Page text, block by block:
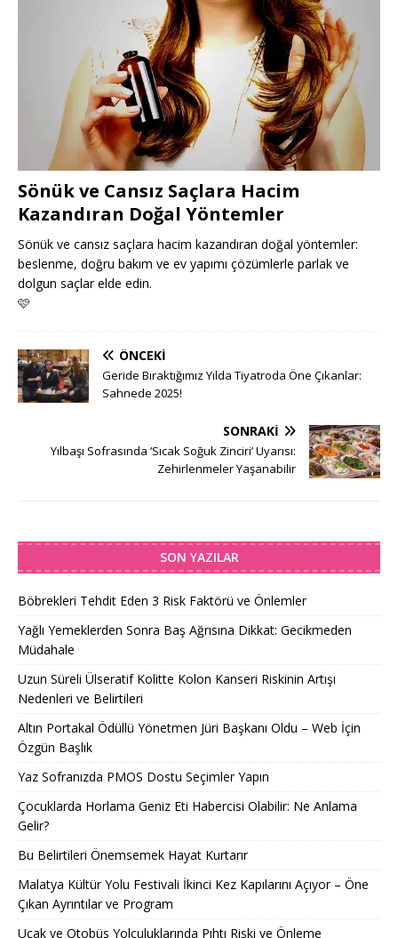
Sönük ve Cansız Saçlara Hacim
Kazandıran Doğal Yöntemler
Sönük ve cansız saçlara hacim kazandıran doğal yöntemler:
beslenme, doğru bakım ve ev yapımı çözümlerle parlak ve
dolgun saçlar elde edin.
🩷
ÖNCEKI
Geride Bıraktığımız Yılda Tiyatroda Öne Çıkanlar:
Sahnede 2025!
SONRAKI
Yılbaşı Sofrasında ‘Sıcak Soğuk Zinciri’ Uyarısı:
Zehirlenmeler Yaşanabilir
SON YAZILAR
Böbrekleri Tehdit Eden 3 Risk Faktörü ve Önlemler
Yağlı Yemeklerden Sonra Baş Ağrısına Dikkat: Gecikmeden
Müdahale
Uzun Süreli Ülseratif Kolitte Kolon Kanseri Riskinin Artışı
Nedenleri ve Belirtileri
Altın Portakal Ödüllü Yönetmen Jüri Başkanı Oldu – Web İçin
Özgün Başlık
Yaz Sofranızda PMOS Dostu Seçimler Yapın
Çocuklarda Horlama Geniz Eti Habercisi Olabilir: Ne Anlama
Gelir?
Bu Belirtileri Önemsemek Hayat Kurtarır
Malatya Kültür Yolu Festivali İkinci Kez Kapılarını Açıyor – Öne
Çıkan Ayrıntılar ve Program
Uçak ve Otobüs Yolculuklarında Pıhtı Riski ve Önleme